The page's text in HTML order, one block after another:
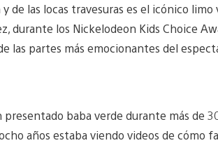
de las locas travesuras es el icónico
durante los Nickelodeon Kids Choice
las partes más emocionantes del
baba verde durante más de
años estaba viendo videos de cómo